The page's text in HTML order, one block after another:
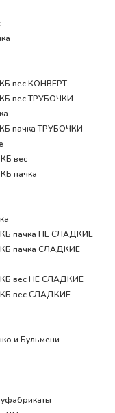
вес КОНВЕРТ
вес ТРУБОЧКИ
пачка ТРУБОЧКИ
вес
пачка
КБ пачка НЕ СЛАДКИЕ
КБ пачка СЛАДКИЕ
КБ вес НЕ СЛАДКИЕ
КБ вес СЛАДКИЕ
и Бульмени